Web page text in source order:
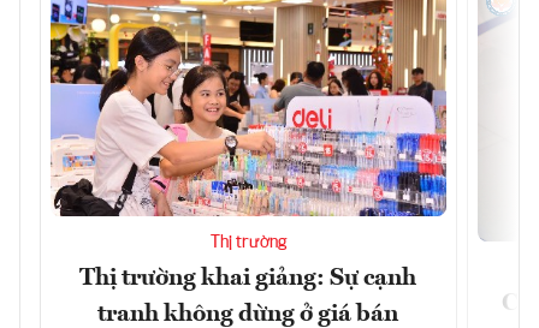
Thị trường
Thị trường khai giảng: Sự cạnh
tranh không dừng ở giá bán